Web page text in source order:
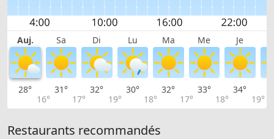
Auj. Sa Di Lu Ma Me Je
28°
16°
31°
17°
32°
19°
30°
18°
32°
17°
33°
18°
34°
19°
Restaurants recommandés